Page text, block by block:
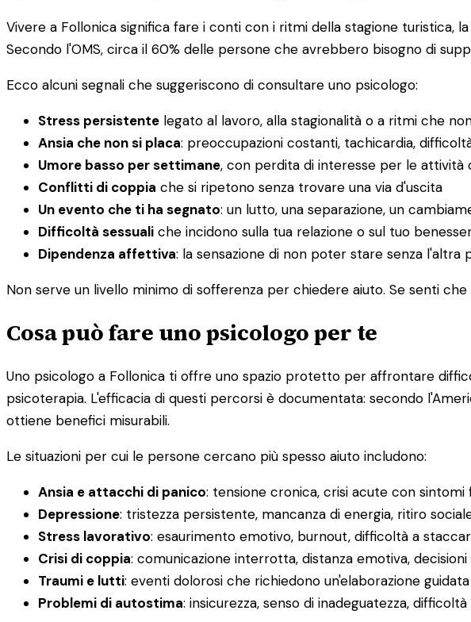
Vivere a Follonica significa fare i conti con i ritmi della stagione turistica,
Secondo l'OMS, circa il 60% delle persone che avrebbero bisogno di
Ecco alcuni segnali che suggeriscono di consultare uno psicologo:
Stress persistente legato al lavoro, alla stagionalità o a ritmi che
Ansia che non si placa: preoccupazioni costanti, tachicardia,
Umore basso per settimane, con perdita di interesse per le attività
Conflitti di coppia che si ripetono senza trovare una via d'uscita
Un evento che ti ha segnato: un lutto, una separazione, un
Difficoltà sessuali che incidono sulla tua relazione o sul tuo
Dipendenza affettiva: la sensazione di non poter stare senza l'altra
Non serve un livello minimo di sofferenza per chiedere aiuto. Se senti
Cosa può fare uno psicologo per te
Uno psicologo a Follonica ti offre uno spazio protetto per affrontare
psicoterapia. L'efficacia di questi percorsi è documentata: secondo
ottiene benefici misurabili.
Le situazioni per cui le persone cercano più spesso aiuto includono:
Ansia e attacchi di panico: tensione cronica, crisi acute con sintomi
Depressione: tristezza persistente, mancanza di energia, ritiro
Stress lavorativo: esaurimento emotivo, burnout, difficoltà a
Crisi di coppia: comunicazione interrotta, distanza emotiva,
Traumi e lutti: eventi dolorosi che richiedono un'elaborazione guidata
Problemi di autostima: insicurezza, senso di inadeguatezza,